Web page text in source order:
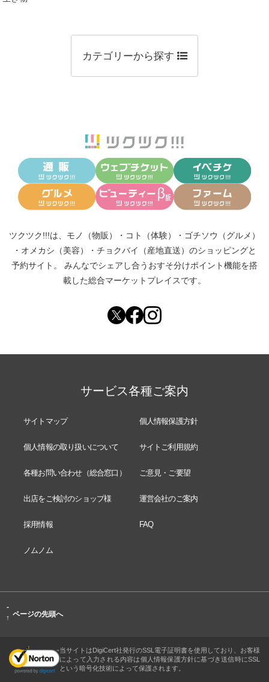
カテゴリーから探す
ツクツク!!!は、 モノ（物販） ・ コト（体験） ・ ゴチソウ（グルメ）
・ オメカシ（美容） ・ チョクバイ（産地直送） のショッピングと
予約サイト。
みんなでシェアし合う おすそ分けポイント機能を搭
載した総合マーケットプレイスです。
サービス各種ご案内
サイトマップ 個人情報保護方針
個人情報の取り扱いについて サイトご利用規約
各種お問い合わせ（総合窓口） ご意見・ご要望
出店をご検討のショップ様 運営会社のご案内
採用情報 FAQ
ノムノム
-
↑ ページの先頭へ
当サイトはDigiCert社発行のSSL電子証明書を使用しており、お客様
によって入力される内容は個人情報保護方針に基づき送信時にSSL
という暗号化技術によって保護されます。